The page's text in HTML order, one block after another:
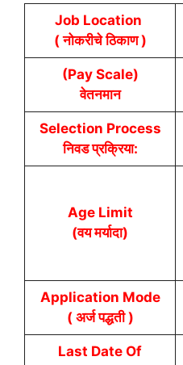
Job Location
( नोकरीचे ठिकाण )
(Pay Scale)
वेतनमान
Selection Process
निवड प्रक्रिया:
Age Limit
(वय मर्यादा)
Application Mode
( अर्ज पद्धती )
Last Date Of